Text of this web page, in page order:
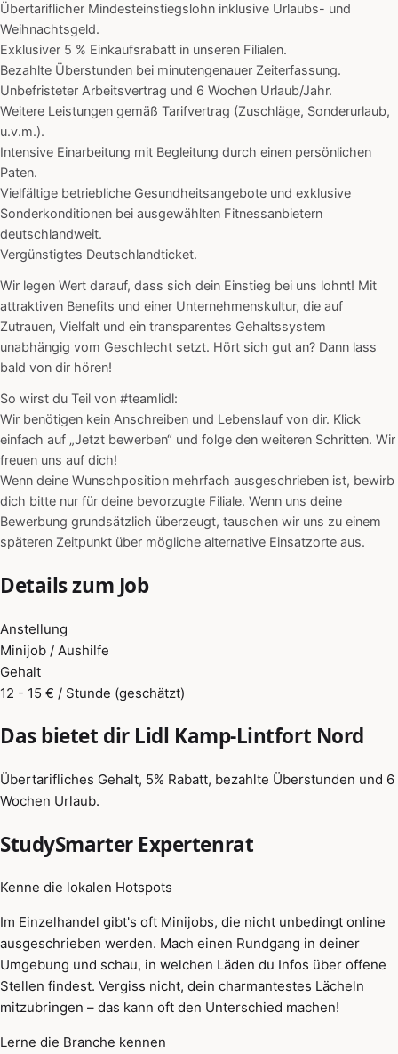
Übertariflicher Mindesteinstiegslohn inklusive Urlaubs- und
Weihnachtsgeld.
Exklusiver 5 % Einkaufsrabatt in unseren Filialen.
Bezahlte Überstunden bei minutengenauer Zeiterfassung.
Unbefristeter Arbeitsvertrag und 6 Wochen Urlaub/Jahr.
Weitere Leistungen gemäß Tarifvertrag (Zuschläge, Sonderurlaub,
u.v.m.).
Intensive Einarbeitung mit Begleitung durch einen persönlichen
Paten.
Vielfältige betriebliche Gesundheitsangebote und exklusive
Sonderkonditionen bei ausgewählten Fitnessanbietern
deutschlandweit.
Vergünstigtes Deutschlandticket.
Wir legen Wert darauf, dass sich dein Einstieg bei uns lohnt! Mit
attraktiven Benefits und einer Unternehmenskultur, die auf
Zutrauen, Vielfalt und ein transparentes Gehaltssystem
unabhängig vom Geschlecht setzt. Hört sich gut an? Dann lass
bald von dir hören!
So wirst du Teil von #teamlidl:
Wir benötigen kein Anschreiben und Lebenslauf von dir. Klick
einfach auf „Jetzt bewerben“ und folge den weiteren Schritten. Wir
freuen uns auf dich!
Wenn deine Wunschposition mehrfach ausgeschrieben ist, bewirb
dich bitte nur für deine bevorzugte Filiale. Wenn uns deine
Bewerbung grundsätzlich überzeugt, tauschen wir uns zu einem
späteren Zeitpunkt über mögliche alternative Einsatzorte aus.
Details zum Job
Anstellung
Minijob / Aushilfe
Gehalt
12 - 15 € / Stunde (geschätzt)
Das bietet dir Lidl Kamp-Lintfort Nord
Übertarifliches Gehalt, 5% Rabatt, bezahlte Überstunden und 6
Wochen Urlaub.
StudySmarter Expertenrat
Kenne die lokalen Hotspots
Im Einzelhandel gibt's oft Minijobs, die nicht unbedingt online
ausgeschrieben werden. Mach einen Rundgang in deiner
Umgebung und schau, in welchen Läden du Infos über offene
Stellen findest. Vergiss nicht, dein charmantestes Lächeln
mitzubringen – das kann oft den Unterschied machen!
Lerne die Branche kennen